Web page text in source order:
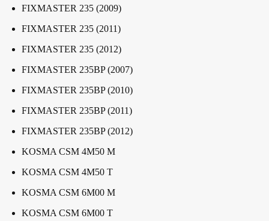
FIXMASTER 235 (2009)
FIXMASTER 235 (2011)
FIXMASTER 235 (2012)
FIXMASTER 235BP (2007)
FIXMASTER 235BP (2010)
FIXMASTER 235BP (2011)
FIXMASTER 235BP (2012)
KOSMA CSM 4M50 M
KOSMA CSM 4M50 T
KOSMA CSM 6M00 M
KOSMA CSM 6M00 T